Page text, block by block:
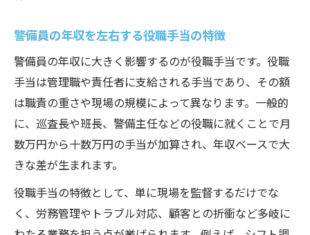
警備員の年収を左右する役職手当の特徴
警備員の年収に大きく影響するのが役職手当です。役職
手当は管理職や責任者に支給される手当であり、その額
は職責の重さや現場の規模によって異なります。一般的
に、巡査長や班長、警備主任などの役職に就くことで月
数万円から十数万円の手当が加算され、年収ベースで大
きな差が生まれます。
役職手当の特徴として、単に現場を監督するだけでな
く、労務管理やトラブル対応、顧客との折衝など多岐に